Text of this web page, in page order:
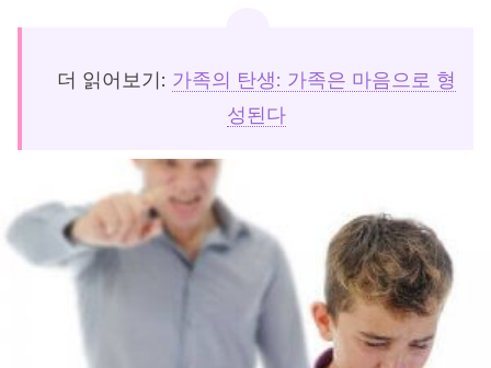
더 읽어보기: 가족의 탄생: 가족은 마음으로 형
성된다